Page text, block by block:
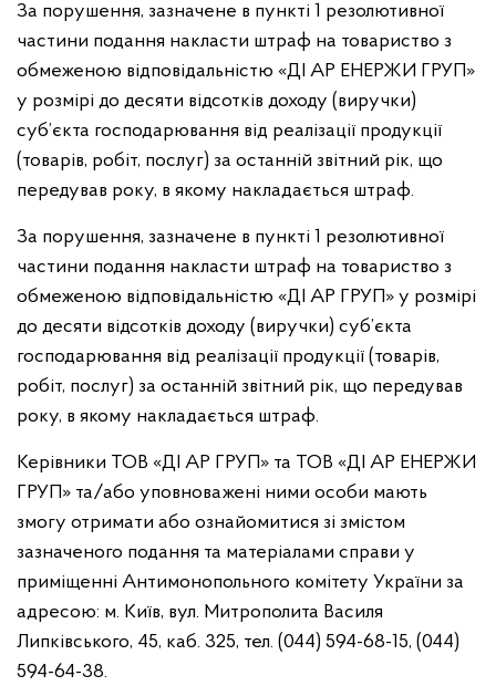
За порушення, зазначене в пункті 1 резолютивної
частини подання накласти штраф на товариство з
обмеженою відповідальністю «ДІ АР ЕНЕРЖИ ГРУП»
у розмірі до десяти відсотків доходу (виручки)
суб’єкта господарювання від реалізації продукції
(товарів, робіт, послуг) за останній звітний рік, що
передував року, в якому накладається штраф.
За порушення, зазначене в пункті 1 резолютивної
частини подання накласти штраф на товариство з
обмеженою відповідальністю «ДІ АР ГРУП» у розмірі
до десяти відсотків доходу (виручки) суб’єкта
господарювання від реалізації продукції (товарів,
робіт, послуг) за останній звітний рік, що передував
року, в якому накладається штраф.
Керівники ТОВ «ДІ АР ГРУП» та ТОВ «ДІ АР ЕНЕРЖИ
ГРУП» та/або уповноважені ними особи мають
змогу отримати або ознайомитися зі змістом
зазначеного подання та матеріалами справи у
приміщенні Антимонопольного комітету України за
адресою: м. Київ, вул. Митрополита Василя
Липківського, 45, каб. 325, тел. (044) 594-68-15, (044)
594-64-38.